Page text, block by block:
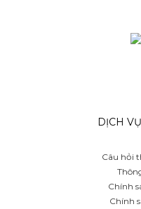
DỊCH
Câu hỏi
Chính
Chính